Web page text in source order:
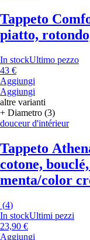
Tappeto
piatto,
In stockUltimo pezzo
43 €
Aggiungi
Aggiungi
altre varianti
+ Diametro (3)
douceur d'intérieur
Tappeto
cotone,
menta/color
(4)
In stockUltimi pezzi
23,90 €
Aggiungi